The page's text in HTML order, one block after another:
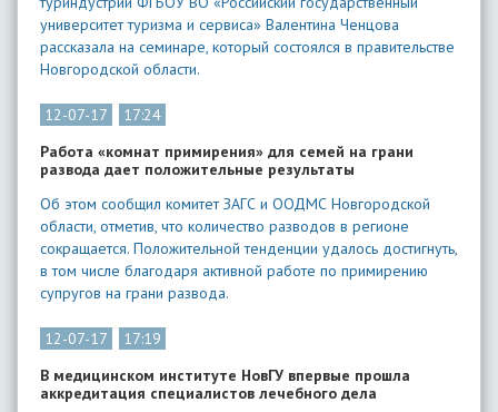
университет туризма и сервиса» Валентина Ченцова
рассказала на семинаре, который состоялся в правительстве
Новгородской области.
12-07-17
17:24
Работа «комнат примирения» для семей на грани
развода дает положительные результаты
Об этом сообщил комитет ЗАГС и ООДМС Новгородской
области, отметив, что количество разводов в регионе
сокращается. Положительной тенденции удалось достигнуть,
в том числе благодаря активной работе по примирению
супругов на грани развода.
12-07-17
17:19
В медицинском институте НовГУ впервые прошла
аккредитация специалистов лечебного дела